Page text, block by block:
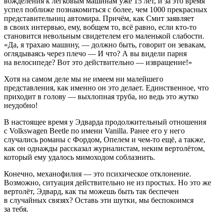
успел поближе познакомиться с более, чем 1000 прекрасных
представительниц автомира. Причём, как Смит заявляет
в своих интервью, ему, вобщем то, всё равно, если кто-то
становится невольным свидетелем его маленькой слабости.
«Да, я трахаю машину, — должно быть, говорит он зевакам,
оглядываясь через плечо — И что? А вы видели парня
на велосипеде? Вот это действительно — извращение!»
Хотя на самом деле мы не имеем ни малейшего
представления, как именно он это делает. Единственное, что
приходит в голову — выхлопная труба, но ведь это жутко
неудобно!
В настоящее время у Эдварда продолжительный отношения
с Volkswagen Beetle по имени Vanilla. Ранее его у него
случались романы с Фордом, Опелем и чем-то ещё, а также,
как он однажды рассказал журналистам, неким вертолётом,
который ему удалось мимоходом соблазнить.
Конечно, механофилия — это психическое отклонение.
Возможно, ситуация действительно не из простых. Но это же
вертолёт, Эдвард, как ты можешь быть так беспечен
в случайных связях? Оставь эти шутки, мы беспокоимся
за тебя.